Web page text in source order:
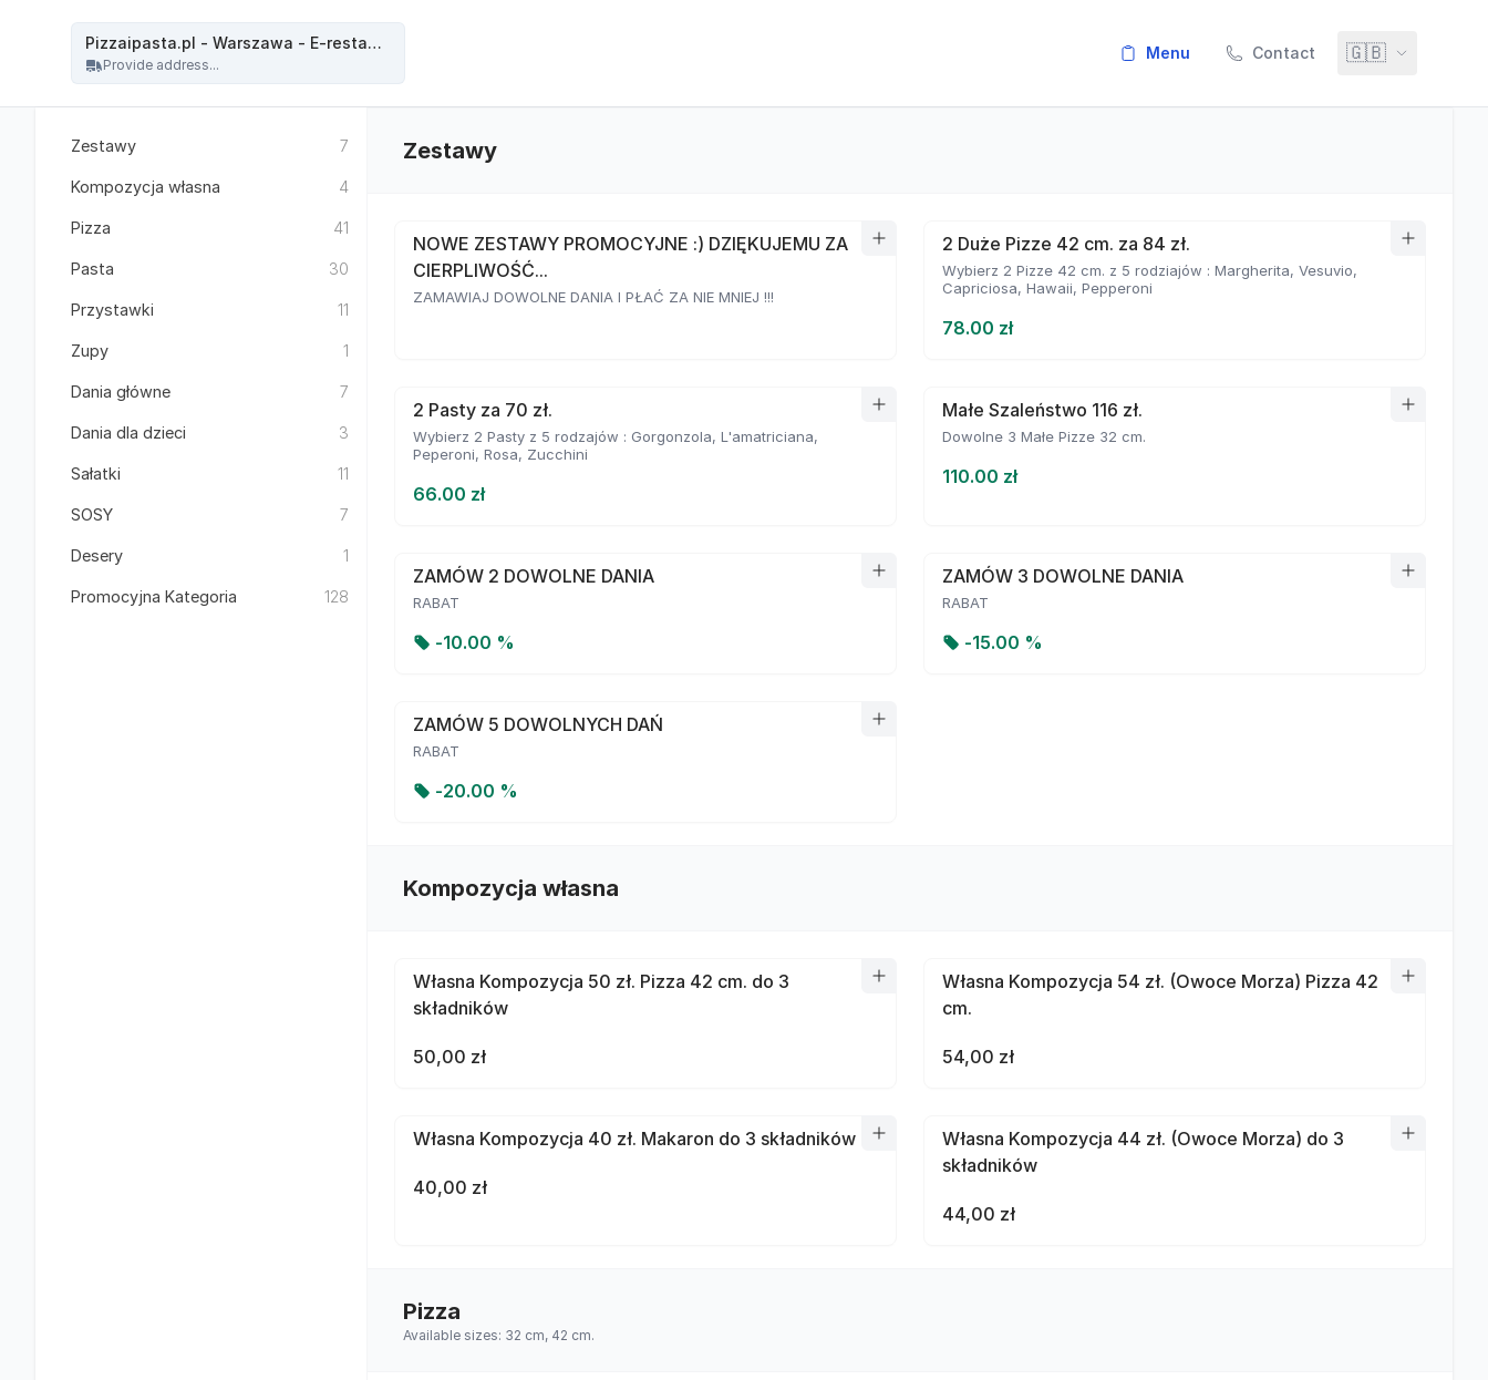
Pizzaipasta.pl - Warszawa - E-restauracja
Provide address...
menu Contact 🇬🇧
Zestawy 7
Kompozycja własna 4
Pizza 41
Pasta 30
Przystawki 11
Zupy 1
Dania główne 7
Dania dla dzieci 3
Sałatki 11
SOSY 7
Desery 1
Promocyjna Kategoria 128
Zestawy
NOWE ZESTAWY PROMOCYJNE :) DZIĘKUJEMU ZA
CIERPLIWOŚĆ...
ZAMAWIAJ DOWOLNE DANIA I PŁAĆ ZA NIE MNIEJ !!!
2 Duże Pizze 42 cm. za 84 zł.
Wybierz 2 Pizze 42 cm. z 5 rodziajów : Margherita, Vesuvio,
Capriciosa, Hawaii, Pepperoni
78.00 zł
2 Pasty za 70 zł.
Wybierz 2 Pasty z 5 rodzajów : Gorgonzola, L'amatriciana,
Peperoni, Rosa, Zucchini
66.00 zł
Małe Szaleństwo 116 zł.
Dowolne 3 Małe Pizze 32 cm.
110.00 zł
ZAMÓW 2 DOWOLNE DANIA
RABAT
-10.00 %
ZAMÓW 3 DOWOLNE DANIA
RABAT
-15.00 %
ZAMÓW 5 DOWOLNYCH DAŃ
RABAT
-20.00 %
Kompozycja własna
Własna Kompozycja 50 zł. Pizza 42 cm. do 3
składników
50,00 zł
Własna Kompozycja 54 zł. (Owoce Morza) Pizza 42
cm.
54,00 zł
Własna Kompozycja 40 zł. Makaron do 3 składników
40,00 zł
Własna Kompozycja 44 zł. (Owoce Morza) do 3
składników
44,00 zł
Pizza
Available sizes: 32 cm, 42 cm.